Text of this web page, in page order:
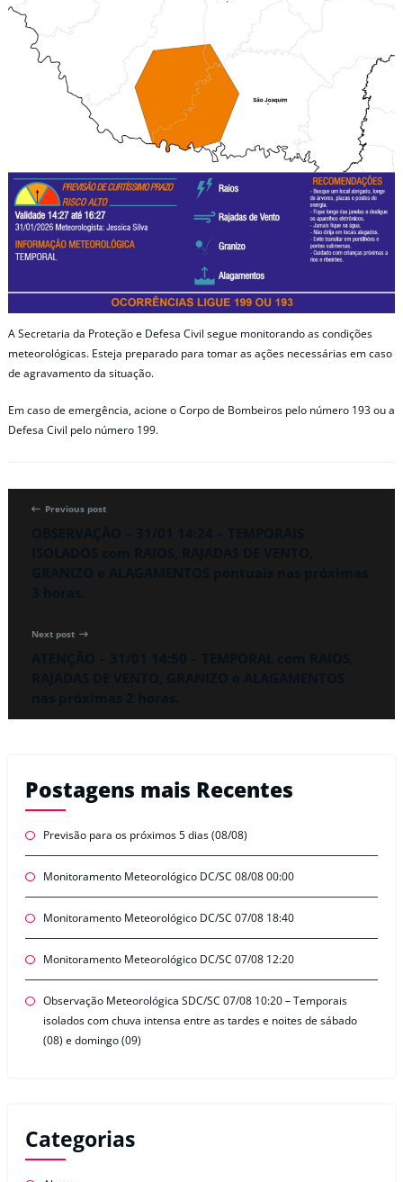
A Secretaria da Proteção e Defesa Civil segue monitorando as condições
meteorológicas. Esteja preparado para tomar as ações necessárias em caso
de agravamento da situação.
Em caso de emergência, acione o Corpo de Bombeiros pelo número 193 ou a
Defesa Civil pelo número 199.
Previous post
Next post
Postagens mais Recentes
Previsão para os próximos 5 dias (08/08)
Monitoramento Meteorológico DC/SC 08/08 00:00
Monitoramento Meteorológico DC/SC 07/08 18:40
Monitoramento Meteorológico DC/SC 07/08 12:20
Observação Meteorológica SDC/SC 07/08 10:20 – Temporais
isolados com chuva intensa entre as tardes e noites de sábado
(08) e domingo (09)
Categorias